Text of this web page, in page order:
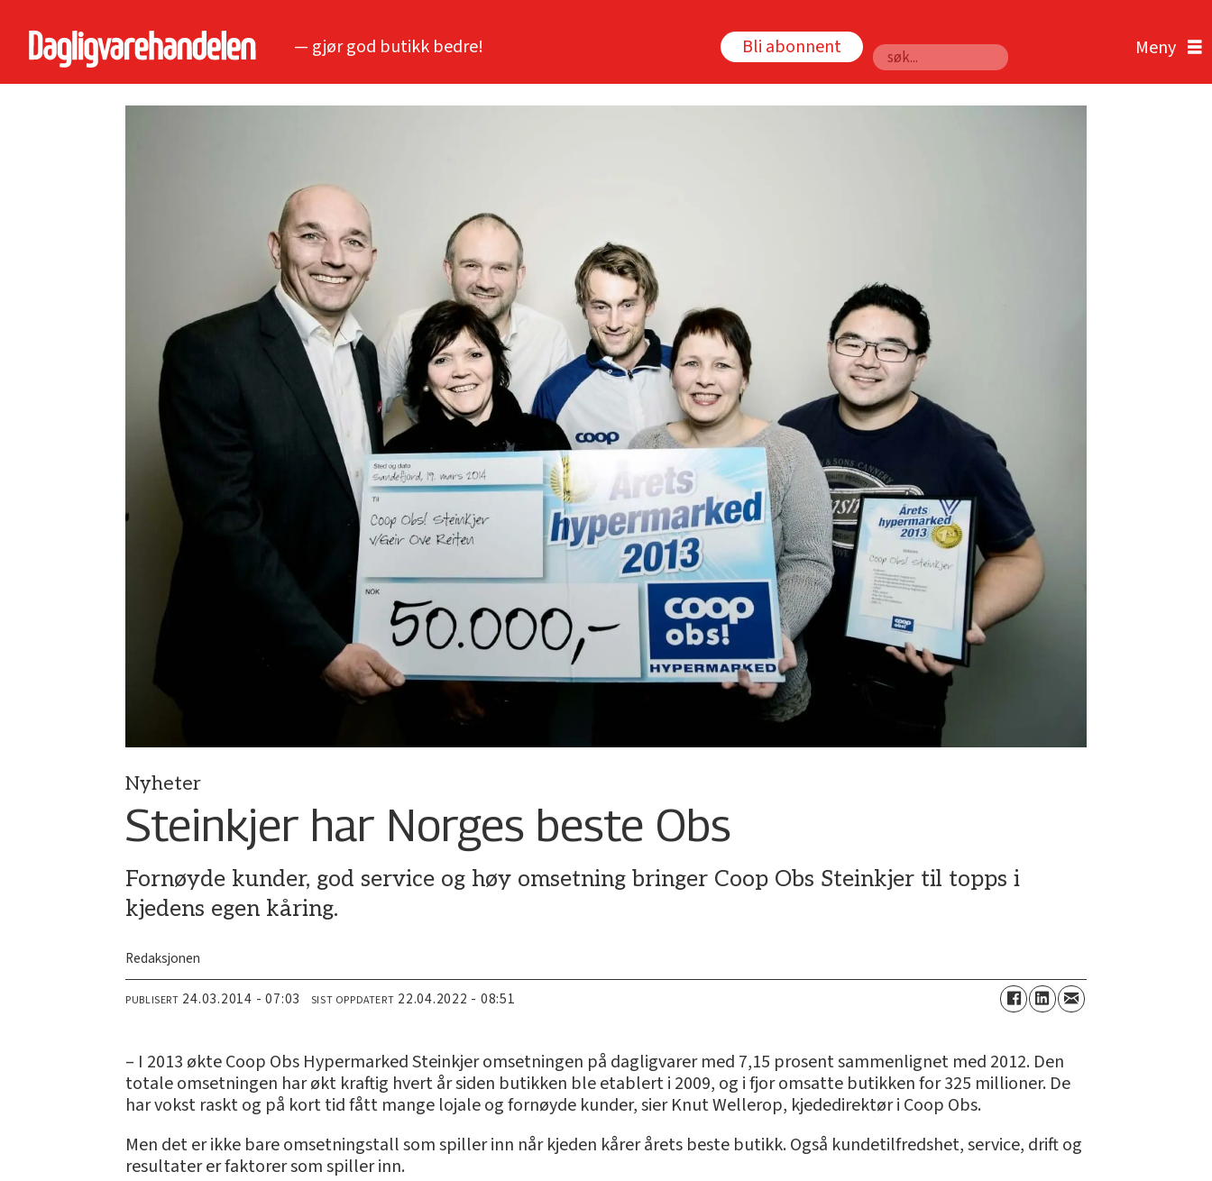
— gjør god butikk bedre! Bli abonnent
Søk
Nyheter
Steinkjer har Norges beste Obs
Fornøyde kunder, god service og høy omsetning bringer Coop Obs Steinkjer til topps i
kjedens egen kåring.
Redaksjonen
PUBLISERT 24.03.2014 - 07:03 SIST OPPDATERT 22.04.2022 - 08:51
– I 2013 økte Coop Obs Hypermarked Steinkjer omsetningen på dagligvarer med 7,15 prosent sammenlignet med 2012. Den
totale omsetningen har økt kraftig hvert år siden butikken ble etablert i 2009, og i fjor omsatte butikken for 325 millioner. De
har vokst raskt og på kort tid fått mange lojale og fornøyde kunder, sier Knut Wellerop, kjededirektør i Coop Obs.
Men det er ikke bare omsetningstall som spiller inn når kjeden kårer årets beste butikk. Også kundetilfredshet, service, drift og
resultater er faktorer som spiller inn.